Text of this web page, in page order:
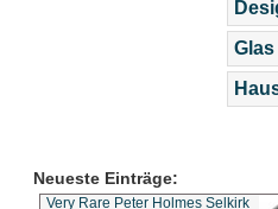
Glas
Neueste Einträge:
Very Rare Peter Holmes Selkirk